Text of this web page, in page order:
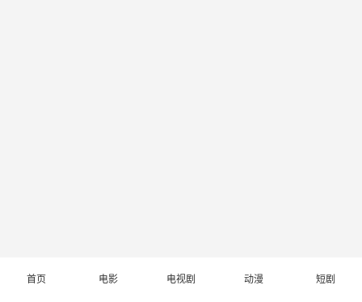
首页 电影 电视剧 动漫 短剧